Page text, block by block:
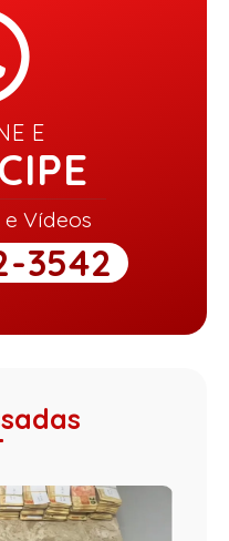
E
e Vídeos
3542